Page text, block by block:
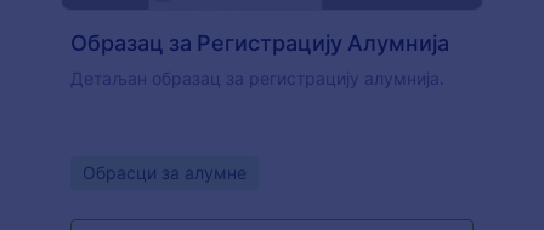
Образац за Регистрацију Алумнија
Детаљан образац за регистрацију алумнија.
Go to Category:
Обрасци за алумне